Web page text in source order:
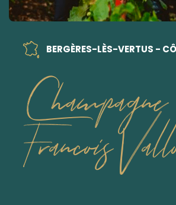
BERGÈRES-LÈS-VERTUS -
Champagne
Francois